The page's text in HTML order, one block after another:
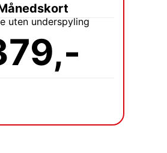
uten underspyling